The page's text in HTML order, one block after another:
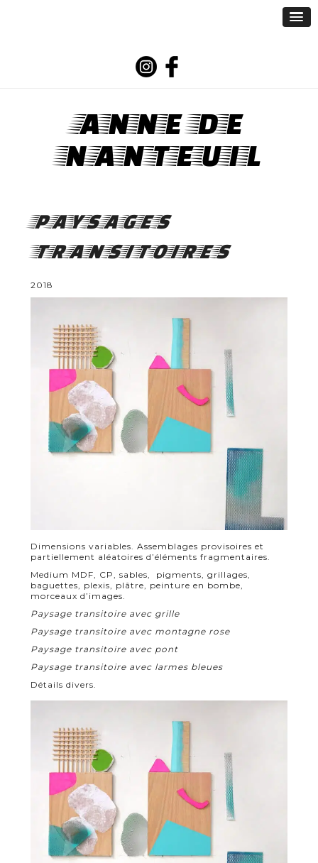
ANNE DE
NANTEUIL
PAYSAGES
TRANSITOIRES
2018
Dimensions variables. Assemblages provisoires et
partiellement aléatoires d’éléments fragmentaires.
Medium MDF, CP, sables,
pigments, grillages,
baguettes, plexis, plâtre, peinture en bombe,
morceaux d’images.
Paysage transitoire avec grille
Paysage transitoire avec montagne rose
Paysage transitoire avec pont
Paysage transitoire avec larmes bleues
Détails divers.